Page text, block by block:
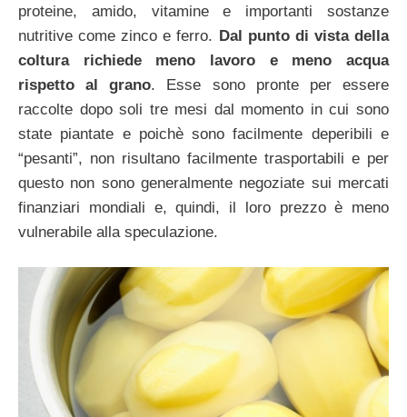
proteine, amido, vitamine e importanti sostanze
nutritive come zinco e ferro. Dal punto di vista della
coltura richiede meno lavoro e meno acqua
rispetto al grano. Esse sono pronte per essere
raccolte dopo soli tre mesi dal momento in cui sono
state piantate e poichè sono facilmente deperibili e
“pesanti”, non risultano facilmente trasportabili e per
questo non sono generalmente negoziate sui mercati
finanziari mondiali e, quindi, il loro prezzo è meno
vulnerabile alla speculazione.